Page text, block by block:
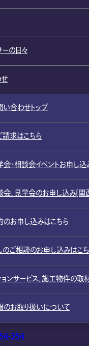
ーの日々
合わせトップ
求はこちら
・相談会イベントお申し
、見学会のお申し込み[関
お申し込みはこちら
ご相談のお申し込みはこ
ンサービス、施工物件の取
お取り扱いについて
354